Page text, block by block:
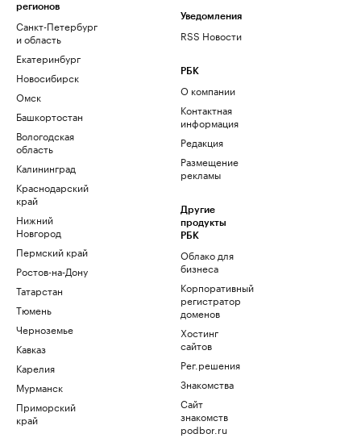
регионов
Санкт-Петербург
и область
Екатеринбург
Новосибирск
Омск
Башкортостан
Вологодская
область
Калининград
Краснодарский
край
Нижний
Новгород
Пермский край
Ростов-на-Дону
Татарстан
Тюмень
Черноземье
Кавказ
Карелия
Мурманск
Приморский
край
Уведомления
RSS Новости
РБК
О компании
Контактная
информация
Редакция
Размещение
рекламы
Другие
продукты
РБК
Облако для
бизнеса
Корпоративный
регистратор
доменов
Хостинг
сайтов
Рег.решения
Знакомства
Сайт
знакомств
podbor.ru